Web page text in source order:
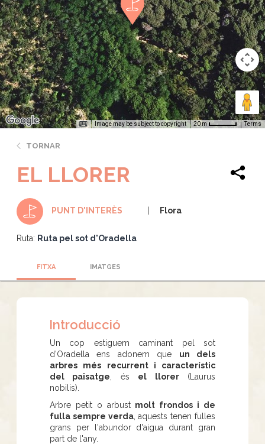
Image may be subject to copyright 20 m Terms
TORNAR
EL LLORER
PUNT D'INTERÈS Flora
Ruta: Ruta pel sot d'Oradella
FITXA IMATGES
Introducció
Un cop estiguem caminant pel sot
d’Oradella ens adonem que un dels
arbres més recurrent i característic
del paisatge , és el llorer(Laurus
nobilis).
Arbre petit o arbust molt frondos i de
fulla sempre verda, aquests tenen fulles
grans per l'abundor d'aigua durant gran
part de l'any.